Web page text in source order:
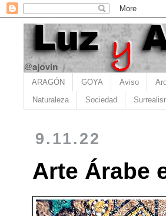
ARAGÓN GOYA Aviso
Naturaleza Sociedad
9.11.22
Arte Árabe